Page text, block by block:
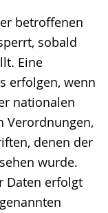
betroffenen
sobald
Eine
erfolgen, wenn
nationalen
Verordnungen,
denen der
wurde.
Daten erfolgt